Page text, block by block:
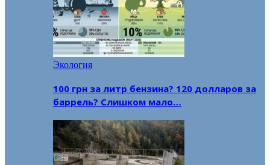
Экология
100 грн за литр бензина? 120 долларов за
баррель? Слишком мало…